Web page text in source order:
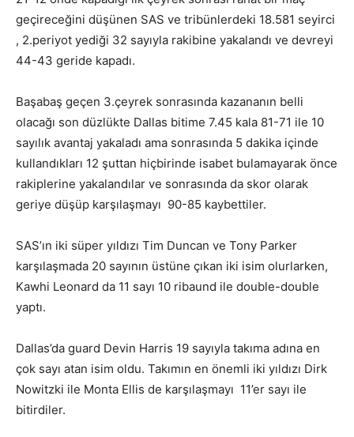
geçireceğini düşünen SAS ve tribünlerdeki 18.581 seyirci
, 2.periyot yediği 32 sayıyla rakibine yakalandı ve devreyi
44-43 geride kapadı.
Başabaş geçen 3.çeyrek sonrasında kazananın belli
olacağı son düzlükte Dallas bitime 7.45 kala 81-71 ile 10
sayılık avantaj yakaladı ama sonrasında 5 dakika içinde
kullandıkları 12 şuttan hiçbirinde isabet bulamayarak önce
rakiplerine yakalandılar ve sonrasında da skor olarak
geriye düşüp karşılaşmayı 90-85 kaybettiler.
SAS’ın iki süper yıldızı Tim Duncan ve Tony Parker
karşılaşmada 20 sayının üstüne çıkan iki isim olurlarken,
Kawhi Leonard da 11 sayı 10 ribaund ile double-double
yaptı.
Dallas’da guard Devin Harris 19 sayıyla takıma adına en
çok sayı atan isim oldu. Takımın en önemli iki yıldızı Dirk
Nowitzki ile Monta Ellis de karşılaşmayı 11’er sayı ile
bitirdiler.